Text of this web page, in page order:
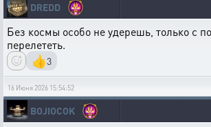
DREDD
Без космы особо не удерешь, только с
перелететь.
👍3
16 Июня 2026 15:54:52
BOJIOCOK